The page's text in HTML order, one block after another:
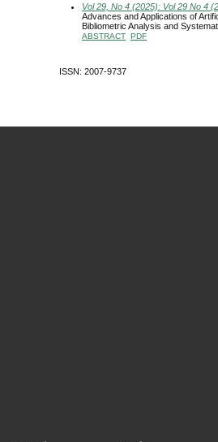
Vol 29, No 4 (2025): Vol 29 No 4
Advances and Applications of
Bibliometric Analysis and
ABSTRACT PDF
ISSN: 2007-9737